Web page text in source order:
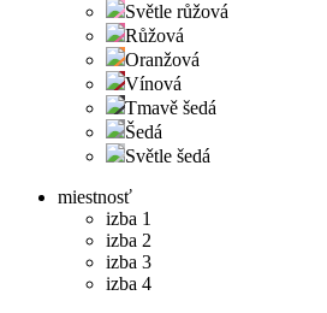
Světle růžová
Růžová
Oranžová
Vínová
Tmavě šedá
Šedá
Světle šedá
miestnosť
izba 1
izba 2
izba 3
izba 4